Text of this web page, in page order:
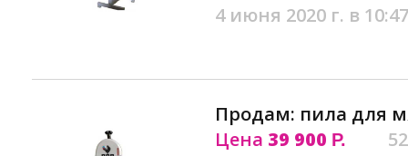
4 июня 2020 г. в 10:47
Продам: пила для
Цена 39 900 Р.